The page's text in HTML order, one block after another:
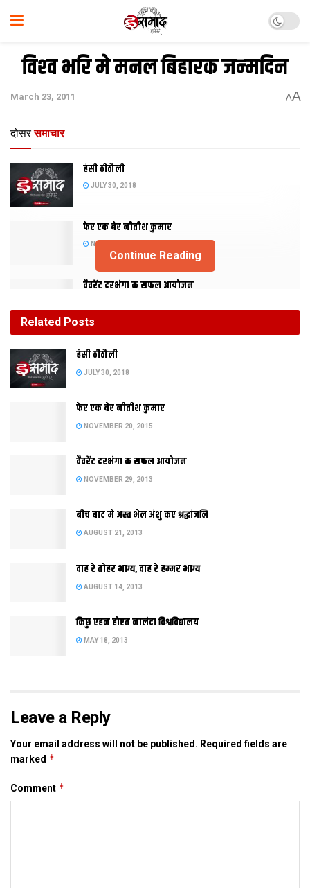
विश्‍व भरि मे मनल बिहारक जन्‍मदिन
March 23, 2011 AA
दोसर समाचार
हंसी ठीठौली
JULY 30, 2018
फेर एक बेर नीतीश कुमार
NOVEMBER 20, 2015
वैवरेंट दरभंगा क सफल आयोजन
प्रज्वलित करैत सांसद आ पूर्व केन्द्रीय मंत्री सैयद शाहनवाज हुसैन
Continue Reading
Related Posts
हंसी ठीठौली
JULY 30, 2018
फेर एक बेर नीतीश कुमार
NOVEMBER 20, 2015
वैवरेंट दरभंगा क सफल आयोजन
NOVEMBER 29, 2013
बीच बाट मे अस्त भेल अंशु कए श्रद्धांजलि
AUGUST 21, 2013
वाह रे तोहर भाग्य, वाह रे हम्मर भाग्य
AUGUST 14, 2013
किछु एहन होएत नालंदा विश्वविद्यालय
MAY 18, 2013
Leave a Reply
Your email address will not be published. Required fields are
marked *
Comment *